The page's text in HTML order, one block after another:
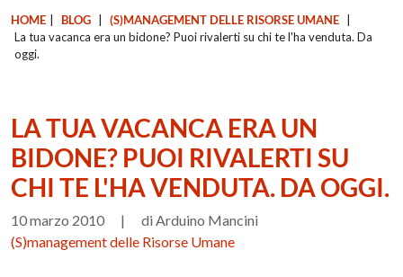
HOME BLOG (S)MANAGEMENT DELLE RISORSE UMANE
La tua vacanca era un bidone? Puoi rivalerti su chi te l'ha venduta. Da
oggi.
LA TUA VACANCA ERA UN
BIDONE? PUOI RIVALERTI SU
CHI TE L'HA VENDUTA. DA OGGI.
10 marzo 2010 |
di Arduino Mancini
(S)management delle Risorse Umane